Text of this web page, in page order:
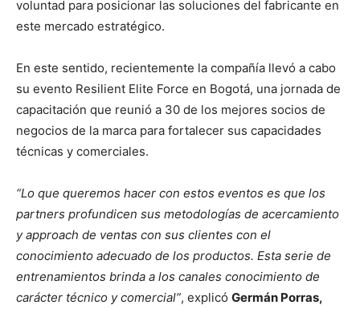
voluntad para posicionar las soluciones del fabricante en
este mercado estratégico.
En este sentido, recientemente la compañía llevó a cabo
su evento Resilient Elite Force en Bogotá, una jornada de
capacitación que reunió a 30 de los mejores socios de
negocios de la marca para fortalecer sus capacidades
técnicas y comerciales.
“Lo que queremos hacer con estos eventos es que los
partners profundicen sus metodologías de acercamiento
y approach de ventas con sus clientes con el
conocimiento adecuado de los productos. Esta serie de
entrenamientos brinda a los canales conocimiento de
carácter técnico y comercial”, explicó Germán Porras,